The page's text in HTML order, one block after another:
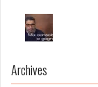
Archives